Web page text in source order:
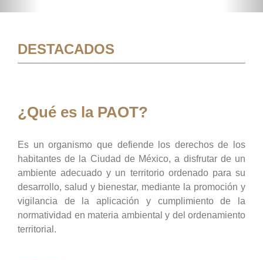
DESTACADOS
¿Qué es la PAOT?
Es un organismo que defiende los derechos de los
habitantes de la Ciudad de México, a disfrutar de un
ambiente adecuado y un territorio ordenado para su
desarrollo, salud y bienestar, mediante la promoción y
vigilancia de la aplicación y cumplimiento de la
normatividad en materia ambiental y del ordenamiento
territorial.